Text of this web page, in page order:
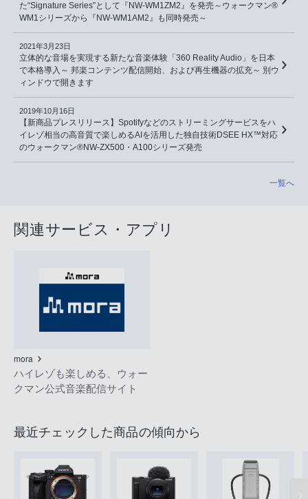
た“Signature Series”として『NW-WM1ZM2』を発売～ウォークマン®
WM1シリーズから『NW-WM1AM2』も同時発売～
2021年3月23日
立体的な音場を実現する新たな音楽体験「360 Reality Audio」を日本
で本格導入～ 邦楽コンテンツ配信開始、および再生機器の拡充～ 別ウ
ィンドウで開きます
2019年10月16日
【新商品プレスリリース】Spotifyなどのストリーミングサービスをハ
イレゾ相当の高音質で楽しめるAIを活用した独自技術DSEE HX™対応
のウォークマン®NW-ZX500・A100シリーズ発売
一覧へ
関連サービス・アプリ
mora
ハイレゾも楽しめる、ウォー
クマン公式音楽配信サイト
最近チェックした商品の傾向から